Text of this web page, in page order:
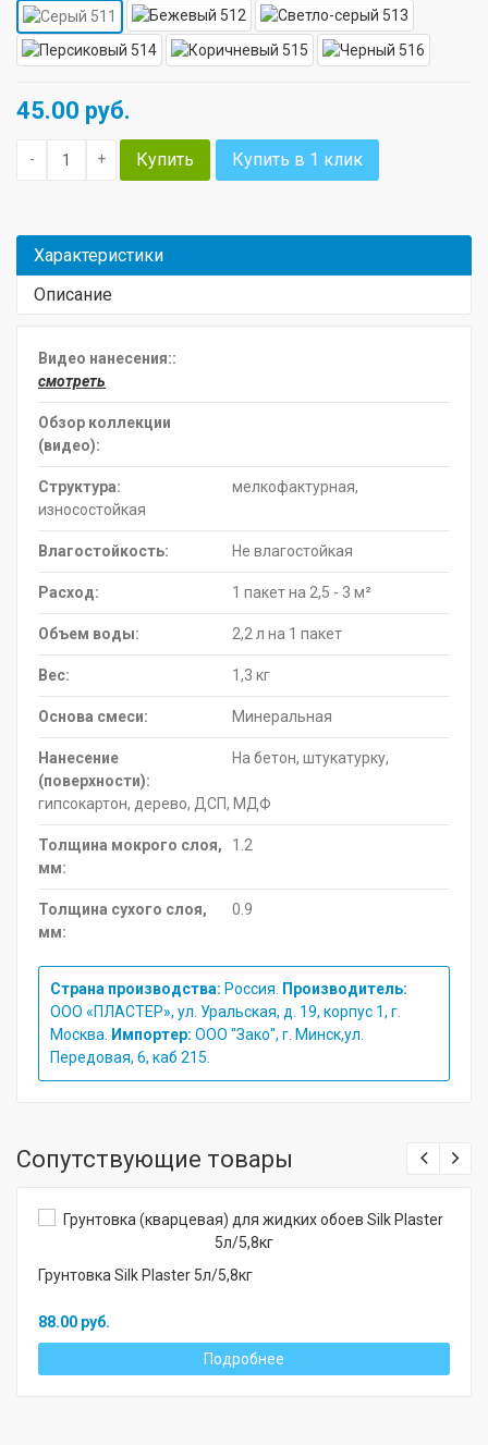
45.00 руб.
- + Купить Купить в 1 клик
Характеристики
Описание
Видео нанесения::
смотреть
Обзор коллекции
(видео):
Структура:
мелкофактурная,
износостойкая
Влагостойкость: Не влагостойкая
Расход: 1 пакет на 2,5 - 3 м²
Объем воды: 2,2 л на 1 пакет
Вес: 1,3 кг
Основа смеси: Минеральная
Нанесение
(поверхности):
На бетон, штукатурку,
гипсокартон, дерево, ДСП, МДФ
Толщина мокрого слоя,
мм:
1.2
Толщина сухого слоя,
мм:
0.9
Страна производства: Россия.
Производитель:
ООО «ПЛАСТЕР», ул. Уральская, д. 19, корпус 1, г.
Москва.
Импортер: ООО "Зако", г. Минск,ул.
Передовая, 6, каб 215.
Сопутствующие товары
Грунтовка Silk Plaster 5л/5,8кг
88.00 руб.
Подробнее